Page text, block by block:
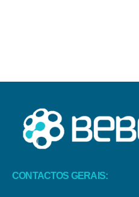
CONTACTOS GERAIS: